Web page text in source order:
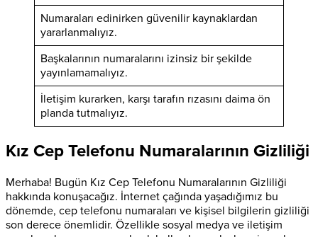
Numaraları edinirken güvenilir kaynaklardan
yararlanmalıyız.
Başkalarının numaralarını izinsiz bir şekilde
yayınlamamalıyız.
İletişim kurarken, karşı tarafın rızasını daima ön
planda tutmalıyız.
Kız Cep Telefonu Numaralarının Gizliliği
Merhaba! Bugün Kız Cep Telefonu Numaralarının Gizliliği
hakkında konuşacağız. İnternet çağında yaşadığımız bu
dönemde, cep telefonu numaraları ve kişisel bilgilerin gizliliği
son derece önemlidir. Özellikle sosyal medya ve iletişim